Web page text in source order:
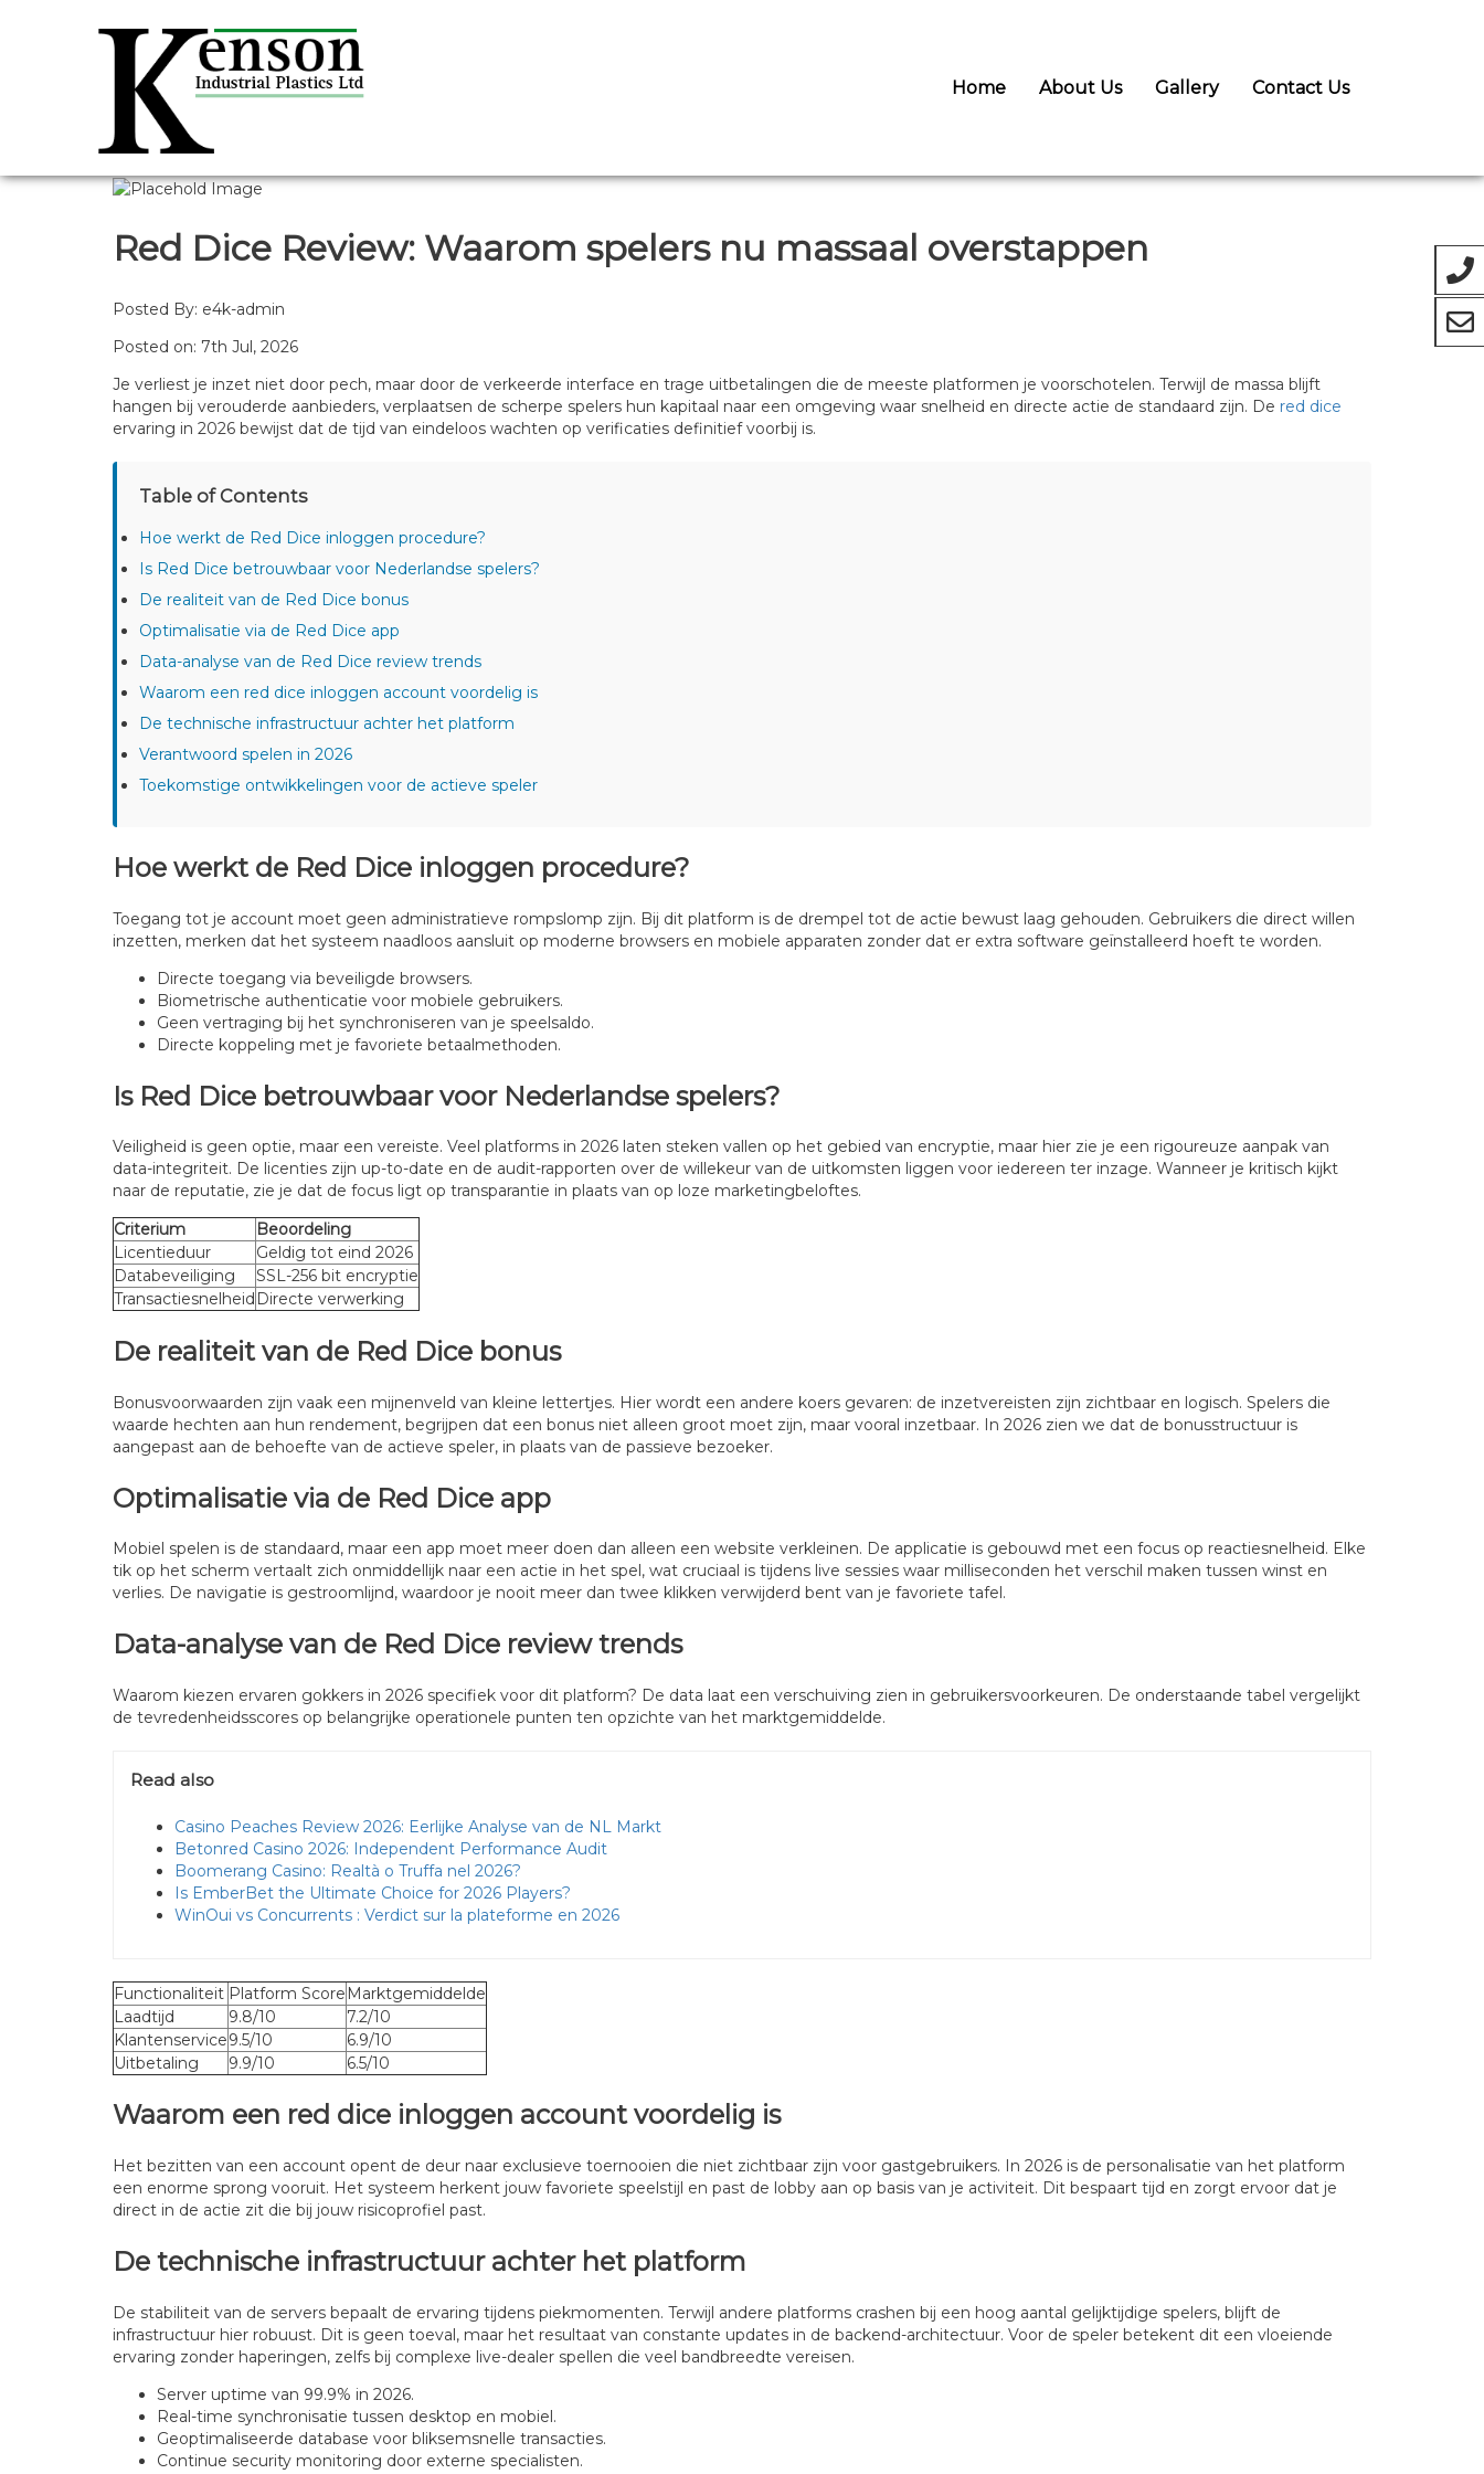
Home About Us Gallery Contact Us
Red Dice Review: Waarom spelers nu massaal overstappen
Posted By: e4k-admin
Posted on: 7th Jul, 2026
Je verliest je inzet niet door pech, maar door de verkeerde interface en trage uitbetalingen die de meeste platformen je voorschotelen. Terwijl de massa blijft
hangen bij verouderde aanbieders, verplaatsen de scherpe spelers hun kapitaal naar een omgeving waar snelheid en directe actie de standaard zijn. De red dice
ervaring in 2026 bewijst dat de tijd van eindeloos wachten op verificaties definitief voorbij is.
Table of Contents
Hoe werkt de Red Dice inloggen procedure?
Is Red Dice betrouwbaar voor Nederlandse spelers?
De realiteit van de Red Dice bonus
Optimalisatie via de Red Dice app
Data-analyse van de Red Dice review trends
Waarom een red dice inloggen account voordelig is
De technische infrastructuur achter het platform
Verantwoord spelen in 2026
Toekomstige ontwikkelingen voor de actieve speler
Hoe werkt de Red Dice inloggen procedure?
Toegang tot je account moet geen administratieve rompslomp zijn. Bij dit platform is de drempel tot de actie bewust laag gehouden. Gebruikers die direct willen
inzetten, merken dat het systeem naadloos aansluit op moderne browsers en mobiele apparaten zonder dat er extra software geïnstalleerd hoeft te worden.
Directe toegang via beveiligde browsers.
Biometrische authenticatie voor mobiele gebruikers.
Geen vertraging bij het synchroniseren van je speelsaldo.
Directe koppeling met je favoriete betaalmethoden.
Is Red Dice betrouwbaar voor Nederlandse spelers?
Veiligheid is geen optie, maar een vereiste. Veel platforms in 2026 laten steken vallen op het gebied van encryptie, maar hier zie je een rigoureuze aanpak van
data-integriteit. De licenties zijn up-to-date en de audit-rapporten over de willekeur van de uitkomsten liggen voor iedereen ter inzage. Wanneer je kritisch kijkt
naar de reputatie, zie je dat de focus ligt op transparantie in plaats van op loze marketingbeloftes.
Criterium
Beoordeling
Licentieduur
Geldig tot eind 2026
Databeveiliging
SSL-256 bit encryptie
Transactiesnelheid Directe verwerking
De realiteit van de Red Dice bonus
Bonusvoorwaarden zijn vaak een mijnenveld van kleine lettertjes. Hier wordt een andere koers gevaren: de inzetvereisten zijn zichtbaar en logisch. Spelers die
waarde hechten aan hun rendement, begrijpen dat een bonus niet alleen groot moet zijn, maar vooral inzetbaar. In 2026 zien we dat de bonusstructuur is
aangepast aan de behoefte van de actieve speler, in plaats van de passieve bezoeker.
Optimalisatie via de Red Dice app
Mobiel spelen is de standaard, maar een app moet meer doen dan alleen een website verkleinen. De applicatie is gebouwd met een focus op reactiesnelheid. Elke
tik op het scherm vertaalt zich onmiddellijk naar een actie in het spel, wat cruciaal is tijdens live sessies waar milliseconden het verschil maken tussen winst en
verlies. De navigatie is gestroomlijnd, waardoor je nooit meer dan twee klikken verwijderd bent van je favoriete tafel.
Data-analyse van de Red Dice review trends
Waarom kiezen ervaren gokkers in 2026 specifiek voor dit platform? De data laat een verschuiving zien in gebruikersvoorkeuren. De onderstaande tabel vergelijkt
de tevredenheidsscores op belangrijke operationele punten ten opzichte van het marktgemiddelde.
Read also
Casino Peaches Review 2026: Eerlijke Analyse van de NL Markt
Betonred Casino 2026: Independent Performance Audit
Boomerang Casino: Realtà o Truffa nel 2026?
Is EmberBet the Ultimate Choice for 2026 Players?
WinOui vs Concurrents : Verdict sur la plateforme en 2026
Functionaliteit Platform Score Marktgemiddelde
Laadtijd
9.8/10
7.2/10
Klantenservice9.5/10
6.9/10
Uitbetaling
9.9/10 6.5/10
Waarom een red dice inloggen account voordelig is
Het bezitten van een account opent de deur naar exclusieve toernooien die niet zichtbaar zijn voor gastgebruikers. In 2026 is de personalisatie van het platform
een enorme sprong vooruit. Het systeem herkent jouw favoriete speelstijl en past de lobby aan op basis van je activiteit. Dit bespaart tijd en zorgt ervoor dat je
direct in de actie zit die bij jouw risicoprofiel past.
De technische infrastructuur achter het platform
De stabiliteit van de servers bepaalt de ervaring tijdens piekmomenten. Terwijl andere platforms crashen bij een hoog aantal gelijktijdige spelers, blijft de
infrastructuur hier robuust. Dit is geen toeval, maar het resultaat van constante updates in de backend-architectuur. Voor de speler betekent dit een vloeiende
ervaring zonder haperingen, zelfs bij complexe live-dealer spellen die veel bandbreedte vereisen.
Server uptime van 99.9% in 2026.
Real-time synchronisatie tussen desktop en mobiel.
Geoptimaliseerde database voor bliksemsnelle transacties.
Continue security monitoring door externe specialisten.